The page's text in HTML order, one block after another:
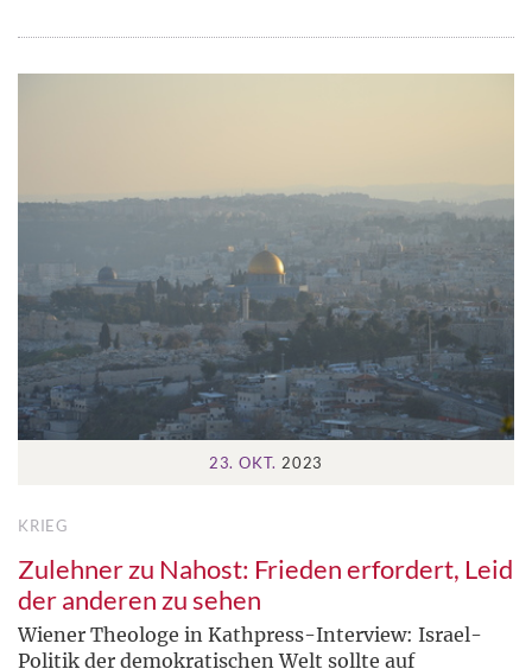
23. OKT. 2023
KRIEG
Zulehner zu Nahost: Frieden erfordert, Leid
der anderen zu sehen
Wiener Theologe in Kathpress-Interview: Israel-
Politik der demokratischen Welt sollte auf